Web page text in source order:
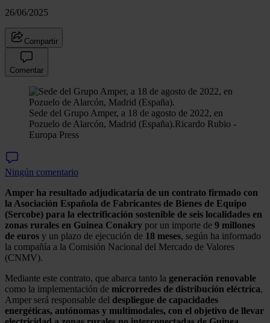
26/06/2025
Compartir
Comentar
Sede del Grupo Amper, a 18 de agosto de 2022, en
Pozuelo de Alarcón, Madrid (España).Ricardo Rubio -
Europa Press
Ningún comentario
Amper ha resultado adjudicataria de un contrato firmado con
la Asociación Española de Fabricantes de Bienes de Equipo
(Sercobe) para la electrificación sostenible de seis localidades en
zonas rurales en Guinea Conakry por un importe de 9 millones
de euros y un plazo de ejecución de 18 meses, según ha informado
la compañía a la Comisión Nacional del Mercado de Valores
(CNMV).
Mediante este contrato, que abarca tanto la generación renovable
como la implementación de microrredes de distribución eléctrica,
Amper será responsable del despliegue de capacidades
energéticas, autónomas y multimodales, con el objetivo de llevar